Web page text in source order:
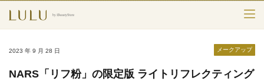
2023 年 9 月 28 日 メークアップ
NARS「リフ粉」の限定版 ライトリフレクティング